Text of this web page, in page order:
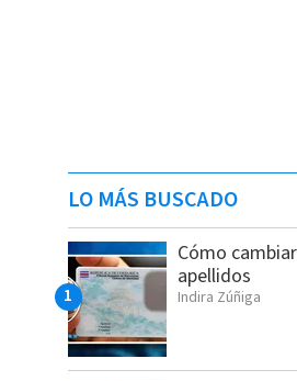
LO MÁS BUSCADO
Cómo
apellidos
Indira Zúñiga